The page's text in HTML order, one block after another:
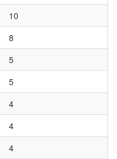
10
8
5
5
4
4
4